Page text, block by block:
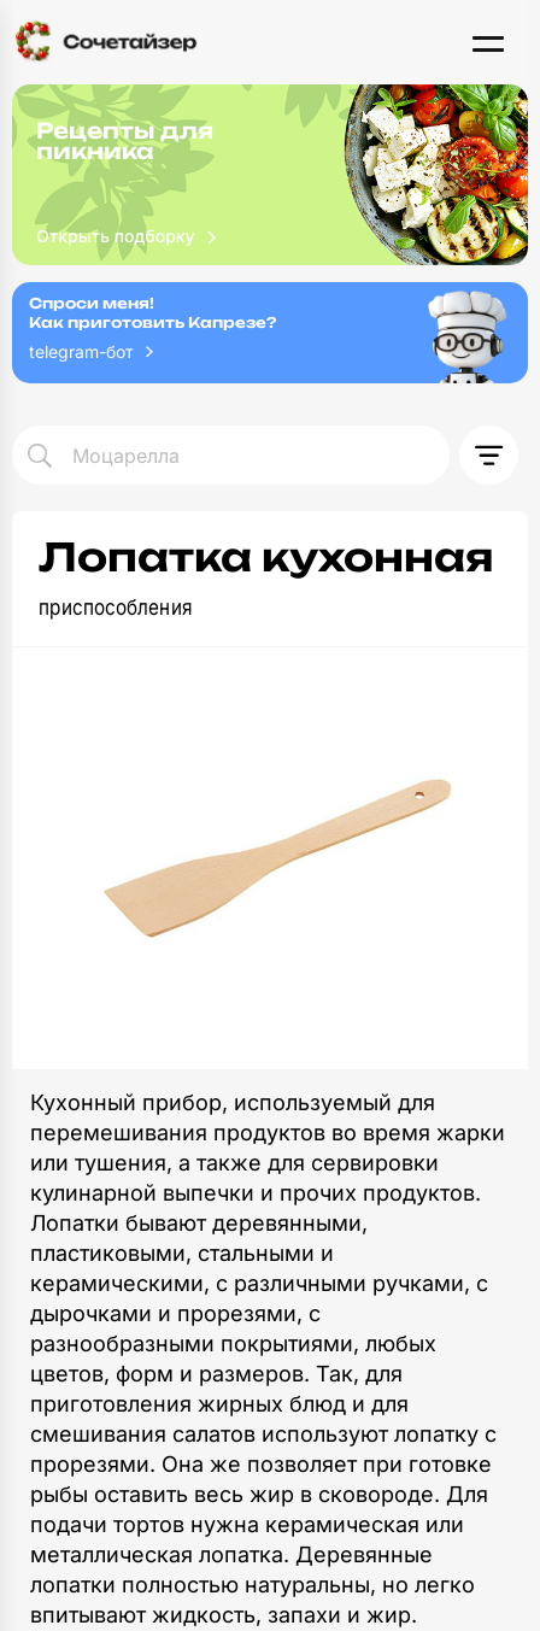
Рецепты для
пикника
Спроси меня!
Как приготовить Капрезе?
telegram-бот
Лопатка кухонная
приспособления
Кухонный прибор, используемый для
перемешивания продуктов во время жарки
или тушения, а также для сервировки
кулинарной выпечки и прочих продуктов.
Лопатки бывают деревянными,
пластиковыми, стальными и
керамическими, с различными ручками, с
дырочками и прорезями, с
разнообразными покрытиями, любых
цветов, форм и размеров. Так, для
приготовления жирных блюд и для
смешивания салатов используют лопатку с
прорезями. Она же позволяет при готовке
рыбы оставить весь жир в сковороде. Для
подачи тортов нужна керамическая или
металлическая лопатка. Деревянные
лопатки полностью натуральны, но легко
впитывают жидкость, запахи и жир.